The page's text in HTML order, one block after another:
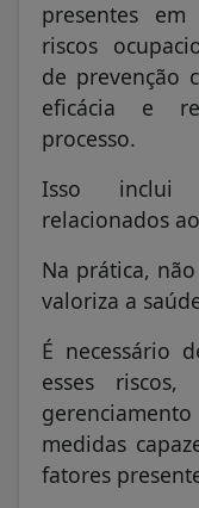
presentes
riscos
de prevenção
eficácia e
processo.
Isso inclui
relacionados
Na prática,
valoriza a
É necessário
esses
medidas
fatores